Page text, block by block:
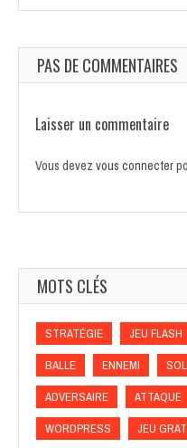
PAS DE COMMENTAIRES
Laisser un commentaire
Vous devez vous connecter
MOTS CLÉS
STRATÉGIE JEU FLASH
BALLE ENNEMI
ADVERSAIRE ATTAQUE
WORDPRESS JEU